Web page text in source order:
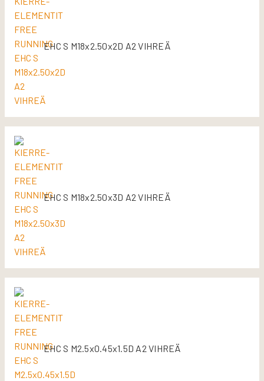
EHC S M18x2.50x2D A2 VIHREÄ
EHC S M18x2.50x3D A2 VIHREÄ
EHC S M2.5x0.45x1.5D A2 VIHREÄ